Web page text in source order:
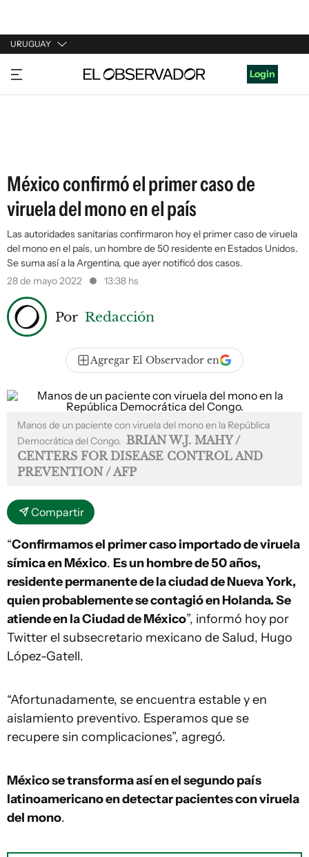
URUGUAY
URUGUAY
ARGENTINA
Login
México confirmó el primer caso de
viruela del mono en el país
Las autoridades sanitarias confirmaron hoy el primer caso de viruela
del mono en el país, un hombre de 50 residente en Estados Unidos.
Se suma así a la Argentina, que ayer notificó dos casos.
28 de mayo 2022
13:38 hs
Por Redacción
Agregar El Observador en
Manos de un paciente con viruela del mono en la República
Democrática del Congo. BRIAN W.J. MAHY /
CENTERS FOR DISEASE CONTROL AND
PREVENTION / AFP
Compartir
“Confirmamos el primer caso importado de viruela
símica en México. Es un hombre de 50 años,
residente permanente de la ciudad de Nueva York,
quien probablemente se contagió en Holanda. Se
atiende en la Ciudad de México”, informó hoy por
Twitter el subsecretario mexicano de Salud, Hugo
López-Gatell.
“Afortunadamente, se encuentra estable y en
aislamiento preventivo. Esperamos que se
recupere sin complicaciones”, agregó.
México se transforma así en el segundo país
latinoamericano en detectar pacientes con viruela
del mono.